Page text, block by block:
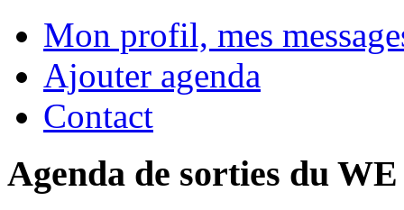
Mon profil, mes
Ajouter agenda
Contact
Agenda de sorties du WE